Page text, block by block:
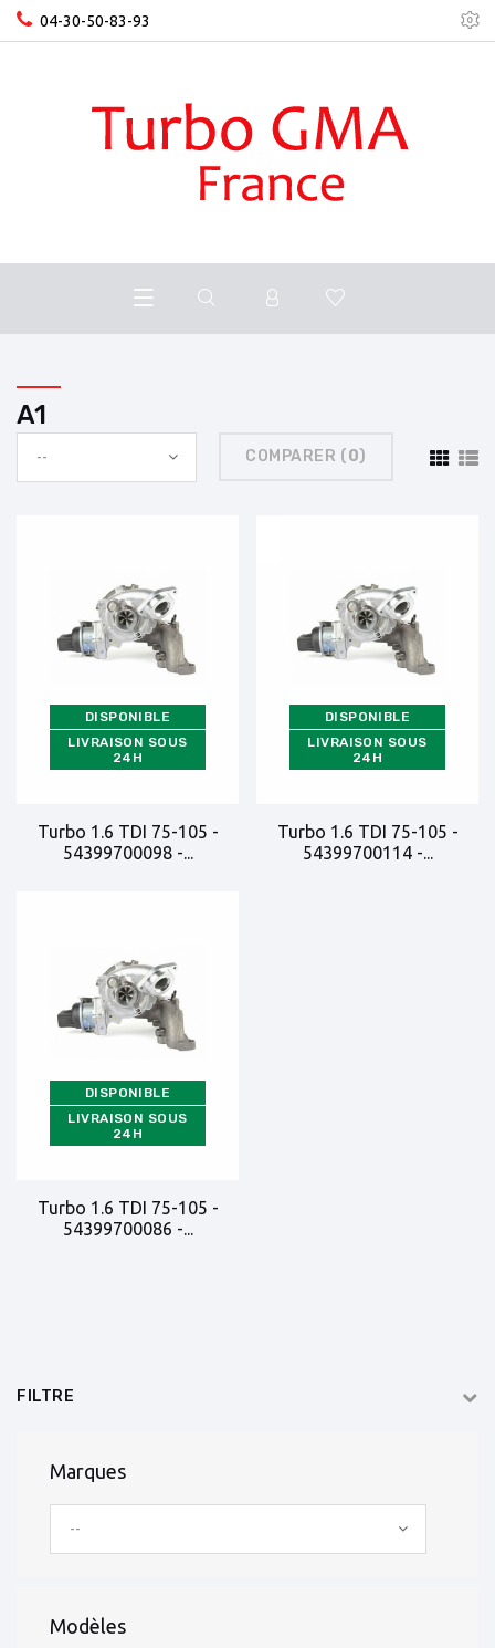
04-30-50-83-93
A1
-- COMPARER (0)
DISPONIBLE
LIVRAISON SOUS
24H
Turbo 1.6 TDI 75-105 -
54399700098 -...
DISPONIBLE
LIVRAISON SOUS
24H
Turbo 1.6 TDI 75-105 -
54399700114 -...
DISPONIBLE
LIVRAISON SOUS
24H
Turbo 1.6 TDI 75-105 -
54399700086 -...
FILTRE
Marques
--
Modèles